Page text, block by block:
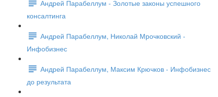
Андрей Парабеллум - Золотые законы успешного
консалтинга
Андрей Парабеллум, Николай Мрочковский -
Инфобизнес
Андрей Парабеллум, Максим Крючков - Инфобизнес
до результата